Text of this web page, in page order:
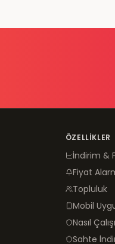
ÖZELLIKLER
İndirim &
Fiyat
Topluluk
Mobil
Nasıl
Sahte